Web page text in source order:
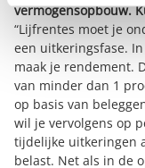
vermogensopbouw.
“Lijfrentes moet je
een uitkeringsfase.
maak je rendement.
van minder dan 1
op basis van
wil je vervolgens op
tijdelijke uitkeringen
belast. Net als in de